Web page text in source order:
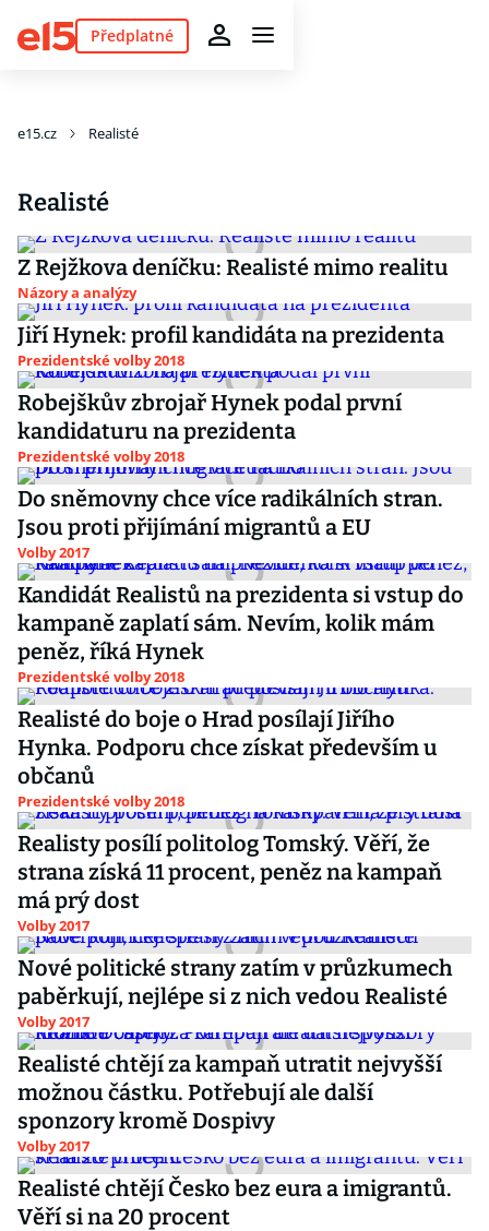
Předplatné
e15.cz Realisté
Realisté
Z Rejžkova deníčku: Realisté mimo realitu
Názory a analýzy
Jiří Hynek: profil kandidáta na prezidenta
Prezidentské volby 2018
Robejškův zbrojař Hynek podal první
kandidaturu na prezidenta
Prezidentské volby 2018
Do sněmovny chce více radikálních stran.
Jsou proti přijímání migrantů a EU
Volby 2017
Kandidát Realistů na prezidenta si vstup do
kampaně zaplatí sám. Nevím, kolik mám
peněz, říká Hynek
Prezidentské volby 2018
Realisté do boje o Hrad posílají Jiřího
Hynka. Podporu chce získat především u
občanů
Prezidentské volby 2018
Realisty posílí politolog Tomský. Věří, že
strana získá 11 procent, peněz na kampaň
má prý dost
Volby 2017
Nové politické strany zatím v průzkumech
paběrkují, nejlépe si z nich vedou Realisté
Volby 2017
Realisté chtějí za kampaň utratit nejvyšší
možnou částku. Potřebují ale další
sponzory kromě Dospivy
Volby 2017
Realisté chtějí Česko bez eura a imigrantů.
Věří si na 20 procent